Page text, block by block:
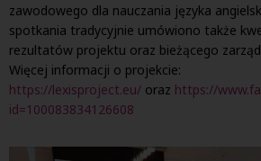
zawodowego dla nauczania języka
spotkania tradycyjnie umówiono także
rezultatów projektu oraz bieżącego
Więcej informacji o projekcie:
https://lexisproject.eu/ oraz https://
id=100083834126608